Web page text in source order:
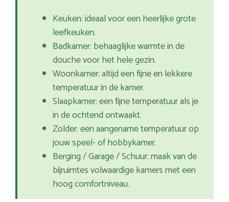
Keuken: ideaal voor een heerlijke grote
leefkeuken.
Badkamer: behaaglijke warmte in de
douche voor het hele gezin.
Woonkamer: altijd een fijne en lekkere
temperatuur in de kamer.
Slaapkamer: een fijne temperatuur als je
in de ochtend ontwaakt.
Zolder: een aangename temperatuur op
jouw speel- of hobbykamer.
Berging / Garage / Schuur: maak van de
bijruimtes volwaardige kamers met een
hoog comfortniveau.